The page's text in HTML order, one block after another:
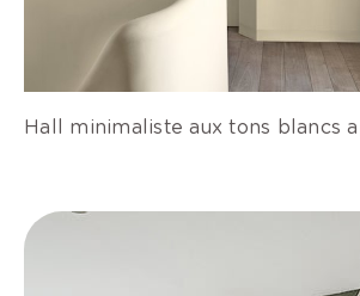
Hall minimaliste aux tons blancs